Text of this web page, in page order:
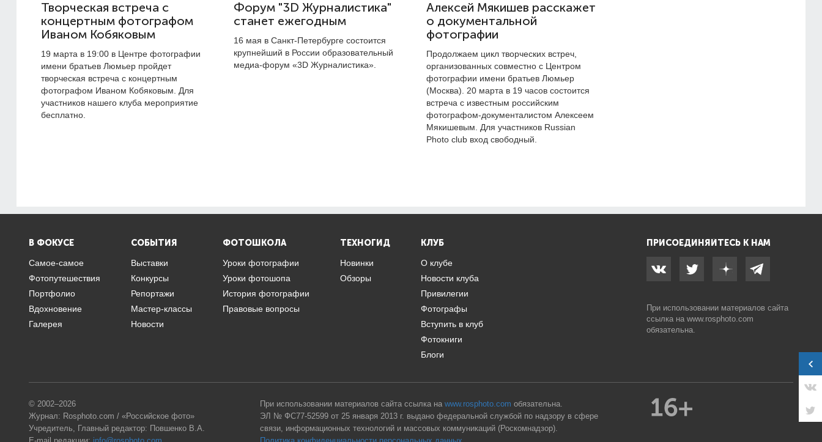
Творческая встреча с
концертным фотографом
Иваном Кобяковым
19 марта в 19:00 в Центре фотографии
имени братьев Люмьер пройдет
творческая встреча с концертным
фотографом Иваном Кобяковым. Для
участников нашего клуба мероприятие
бесплатно.
Форум "3D Журналистика"
станет ежегодным
16 мая в Санкт-Петербурге состоится
крупнейший в России образовательный
медиа-форум «3D Журналистика».
Алексей Мякишев расскажет
о документальной
фотографии
Продолжаем цикл творческих встреч,
организованных совместно с Центром
фотографии имени братьев Люмьер
(Москва). 20 марта в 19 часов состоится
встреча с известным российским
фотографом-документалистом Алексеем
Мякишевым. Для участников Russian
Photo club вход свободный.
В ФОКУСЕ
Самое-самое
Фотопутешествия
Портфолио
Вдохновение
Галерея
СОБЫТИЯ
Выставки
Конкурсы
Репортажи
Мастер-классы
Новости
ФОТОШКОЛА
Уроки фотографии
Уроки фотошопа
История фотографии
Правовые вопросы
ТЕХНОГИД
Новинки
Обзоры
КЛУБ
О клубе
Новости клуба
Привилегии
Фотографы
Вступить в клуб
Фотокниги
Блоги
ПРИСОЕДИНЯЙТЕСЬ К НАМ
При использовании материалов сайта
ссылка на www.rosphoto.com
обязательна.
© 2002–2026
Журнал: Rosphoto.com / «Российское фото»
Учредитель, Главный редактор: Повшенко В.А.
При использовании материалов сайта ссылка на www.rosphoto.com обязательна.
ЭЛ № ФС77-52599 от 25 января 2013 г. выдано федеральной службой по надзору в сфере
связи, информационных технологий и массовых коммуникаций (Роскомнадзор).